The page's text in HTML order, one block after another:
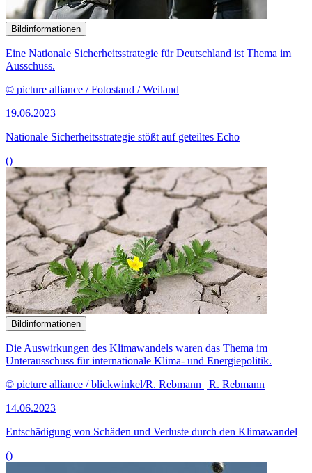
Bildinformationen
Eine Nationale Sicherheitsstrategie für Deutschland ist Thema im
Ausschuss.
© picture alliance / Fotostand / Weiland
19.06.2023
Nationale Sicherheits­strategie stößt auf geteiltes Echo
()
Bildinformationen
Die Auswirkungen des Klimawandels waren das Thema im
Unterausschuss für internationale Klima- und Energiepolitik.
© picture alliance / blickwinkel/R. Rebmann | R. Rebmann
14.06.2023
Entschädigung von Schäden und Verluste durch den Klimawandel
()